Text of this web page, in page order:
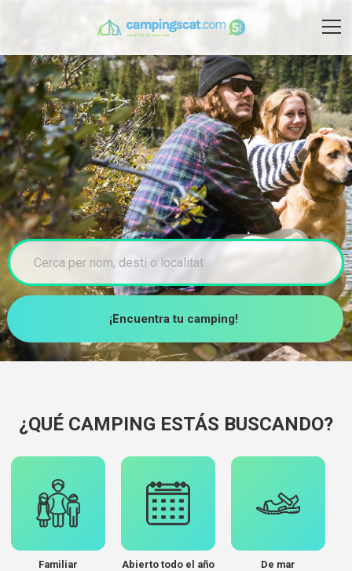
¡Encuentra tu camping!
¿QUÉ CAMPING ESTÁS BUSCANDO?
Familiar Abierto todo el año De mar